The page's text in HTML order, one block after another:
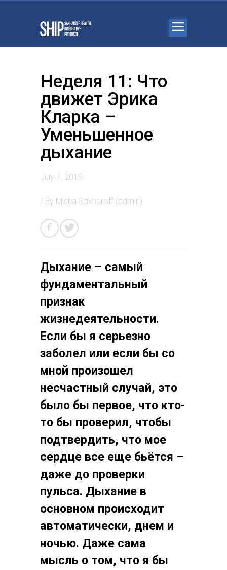
Неделя 11: Что
движет Эрика
Кларка –
Уменьшенное
дыхание
July 7, 2019
/ By Misha Sakharoff (admin)
Дыхание – самый
фундаментальный
признак
жизнедеятельности.
Если бы я серьезно
заболел или если бы со
мной произошел
несчастный случай, это
было бы первое, что кто-
то бы проверил, чтобы
подтвердить, что мое
сердце все еще бьётся –
даже до проверки
пульса. Дыхание в
основном происходит
автоматически, днем ​​и
ночью. Даже сама
мысль о том, что я бы